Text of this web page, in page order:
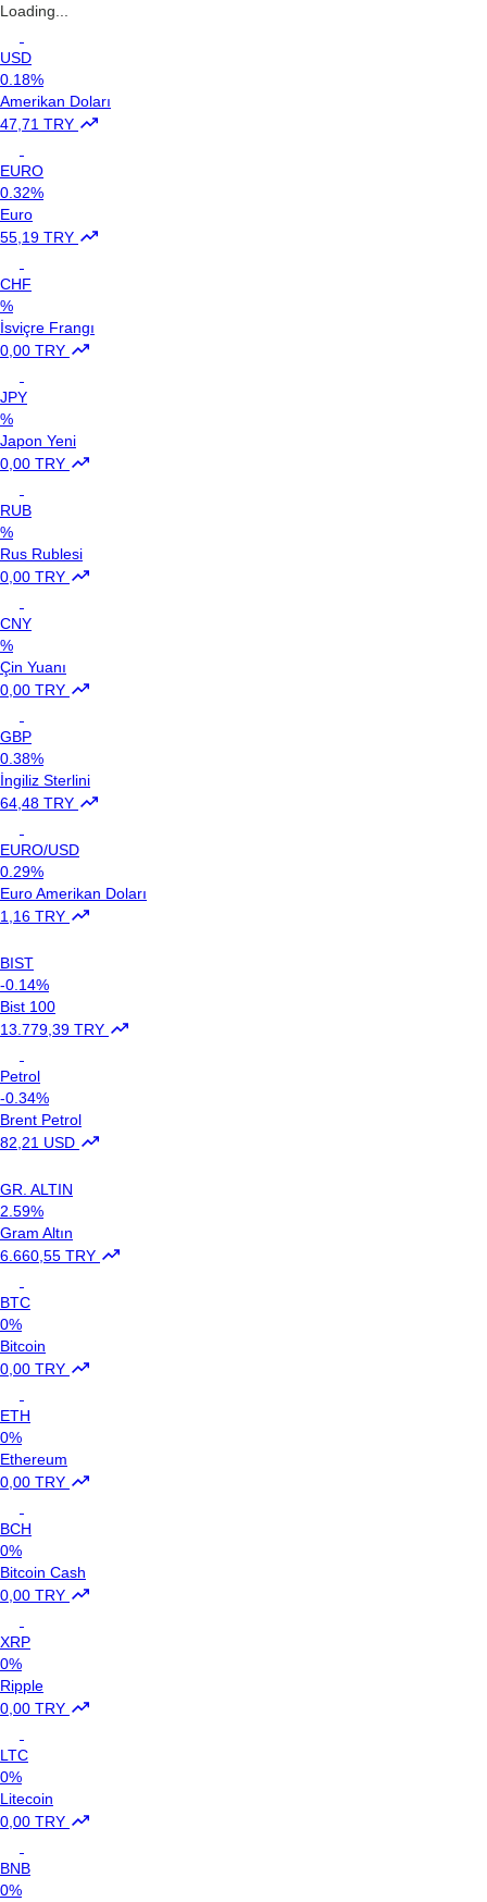
Loading...
USD
0.18%
Amerikan Doları
47,71 TRY
EURO
0.32%
Euro
55,19 TRY
CHF
%
İsviçre Frangı
0,00 TRY
JPY
%
Japon Yeni
0,00 TRY
RUB
%
Rus Rublesi
0,00 TRY
CNY
%
Çin Yuanı
0,00 TRY
GBP
0.38%
İngiliz Sterlini
64,48 TRY
EURO/USD
0.29%
Euro Amerikan Doları
1,16 TRY
BIST
-0.14%
Bist 100
13.779,39 TRY
Petrol
-0.34%
Brent Petrol
82,21 USD
GR. ALTIN
2.59%
Gram Altın
6.660,55 TRY
BTC
0%
Bitcoin
0,00 TRY
ETH
0%
Ethereum
0,00 TRY
BCH
0%
Bitcoin Cash
0,00 TRY
XRP
0%
Ripple
0,00 TRY
LTC
0%
Litecoin
0,00 TRY
BNB
0%